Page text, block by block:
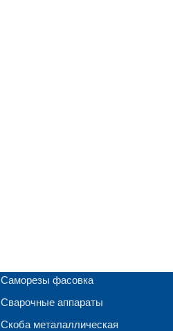
Саморезы фасовка
Сварочные аппараты
Скоба металаллическая